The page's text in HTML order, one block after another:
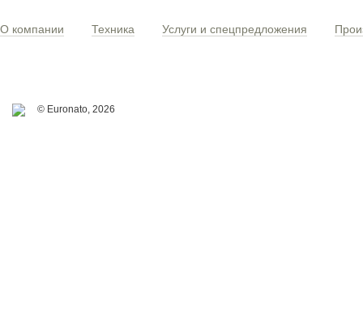
О компании Техника Услуги и спецпредложения
© Euronato, 2026